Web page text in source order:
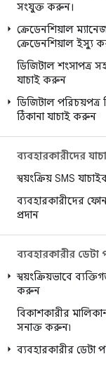
সংযুক্ত করুন।
ক্রেডেনশিয়াল
ক্রেডেনশিয়াল ইস্যু
ডিজিটাল শংসাপত্র
যাচাই করুন
ডিজিটাল পরিচয়পত্র
ঠিকানা যাচাই করুন
ব্যবহারকারীদের
স্বয়ংক্রিয় SMS
ব্যবহারকারীদের
প্রদান
ব্যবহারকারীর
স্বয়ংক্রিয়ভাবে
করুন
বিকাশকারীর
সনাক্ত করুন৷
ব্যবহারকারীর ডেটা